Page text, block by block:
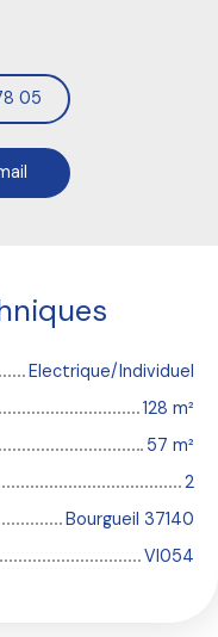
05
Electrique/Individuel
128 m²
57 m²
2
Bourgueil 37140
VI054